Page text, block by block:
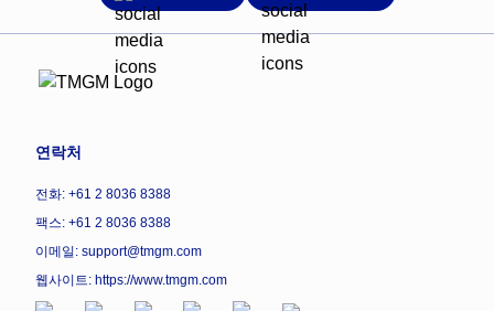
연락처
전화: +61 2 8036 8388
팩스: +61 2 8036 8388
이메일: support@tmgm.com
웹사이트: https://www.tmgm.com